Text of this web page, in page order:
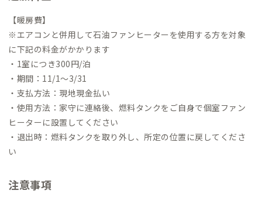
【暖房費】
※エアコンと併用して石油ファンヒーターを使用する方を対象
に下記の料金がかかります
・1室につき300円/泊
・期間：11/1〜3/31
・支払方法：現地現金払い
・使用方法：家守に連絡後、燃料タンクをご自身で個室ファン
ヒーターに設置してください
・退出時：燃料タンクを取り外し、所定の位置に戻してくださ
い
注意事項